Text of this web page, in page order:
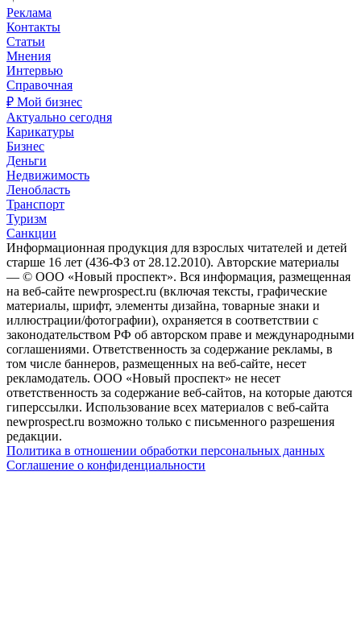
Реклама
Контакты
Статьи
Мнения
Интервью
Справочная
₽ Мой бизнес
Актуально сегодня
Карикатуры
Бизнес
Деньги
Недвижимость
Ленобласть
Транспорт
Туризм
Санкции
Информационная продукция для взрослых читателей и детей
старше 16 лет (436-ФЗ от 28.12.2010). Авторские материалы
— © ООО «Новый проспект». Вся информация, размещенная
на веб-сайте newprospect.ru (включая тексты, графические
материалы, шрифт, элементы дизайна, товарные знаки и
иллюстрации/фотографии), охраняется в соответствии с
законодательством РФ об авторском праве и международными
соглашениями. Ответственность за содержание рекламы, в
том числе баннеров, размещенных на веб-сайте, несет
рекламодатель. ООО «Новый проспект» не несет
ответственность за содержание веб-сайтов, на которые даются
гиперссылки. Использование всех материалов с веб-сайта
newprospect.ru возможно только с письменного разрешения
редакции.
Политика в отношении обработки персональных данных
Соглашение о конфиденциальности